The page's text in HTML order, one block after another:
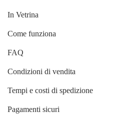
In Vetrina
Come funziona
FAQ
Condizioni di vendita
Tempi e costi di spedizione
Pagamenti sicuri